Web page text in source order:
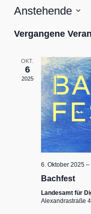
Anstehende
wählen.
Vergangene
OKT.
6
2025
6. Oktober 2025–
Bachfest
Landesamt für
Alexandrastraße